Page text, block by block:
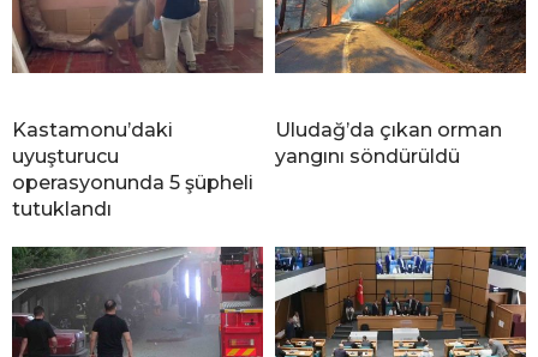
Kastamonu’daki
uyuşturucu
operasyonunda 5 şüpheli
tutuklandı
Uludağ’da çıkan orman
yangını söndürüldü